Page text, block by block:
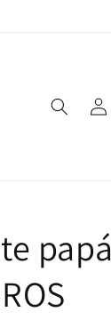
Iniciar
sesión
papá